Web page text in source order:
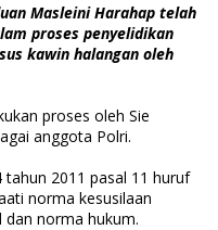
Masleini Harahap telah
proses penyelidikan
kawin halangan oleh
proses oleh Sie
anggota Polri.
2011 pasal 11 huruf
norma kesusilaan
norma hukum.